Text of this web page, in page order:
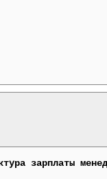
зарплаты